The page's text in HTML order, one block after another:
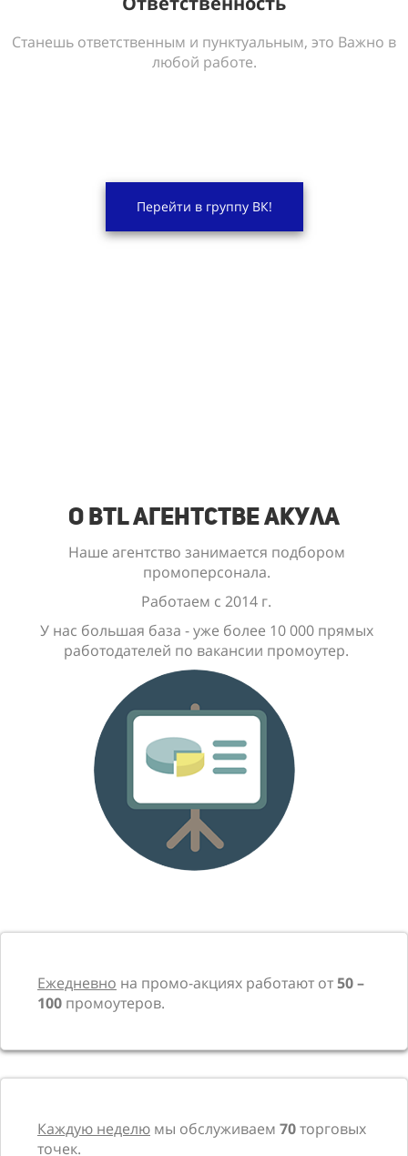
Станешь ответственным и пунктуальным, это Важно в
любой работе.
Перейти в группу ВК!
О BTL Агентстве Акула
Наше агентство занимается подбором
промоперсонала.
Работаем с 2014 г.
У нас большая база - уже более 10 000 прямых
работодателей по вакансии промоутер.
Ежедневно на промо-акциях работают от50 –
100 промоутеров.
Каждую неделю мы обслуживаем 70торговых
точек.